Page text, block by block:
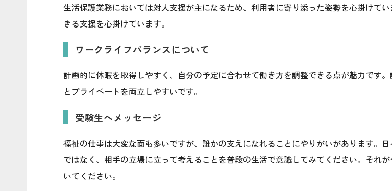
生活保護業務においては対人支援が主になるため、利用者に寄り添った姿勢を心掛けて
きる支援を心掛けています。
ワークライフバランスについて
計画的に休暇を取得しやすく、自分の予定に合わせて働き方を調整できる点が魅力です
とプライベートを両立しやすいです。
受験生へメッセージ
福祉の仕事は大変な面も多いですが、誰かの支えになれることにやりがいがあります。
ではなく、相手の立場に立って考えることを普段の生活で意識してみてください。それ
いてください。